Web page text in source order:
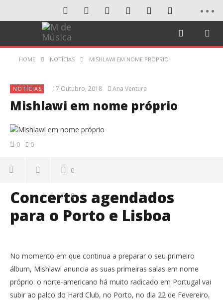
HOME NOTÍCIAS MISHLAWI EM NOME PRÓPRIO
NOTÍCIAS 17 Outubro, 2018 Ana Ventura
Mishlawi em nome próprio
0 0
0
0
Concertos agendados
para o Porto e Lisboa
No momento em que continua a preparar o seu primeiro
álbum, Mishlawi anuncia as suas primeiras salas em nome
próprio: o norte-americano há muito radicado em Portugal vai
subir ao palco do Hard Club, no Porto, no dia 22 de Fevereiro,